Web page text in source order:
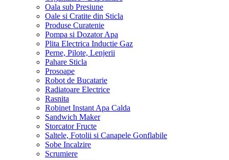
Oala sub Presiune
Oale si Cratite din Sticla
Produse Curatenie
Pompa si Dozator Apa
Plita Electrica Inductie Gaz
Perne, Pilote, Lenjerii
Pahare Sticla
Prosoape
Robot de Bucatarie
Radiatoare Electrice
Rasnita
Robinet Instant Apa Calda
Sandwich Maker
Storcator Fructe
Saltele, Fotolii si Canapele Gonflabile
Sobe Incalzire
Scrumiere